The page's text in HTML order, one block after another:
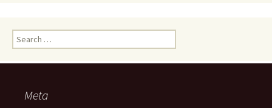
Search
for:
Meta